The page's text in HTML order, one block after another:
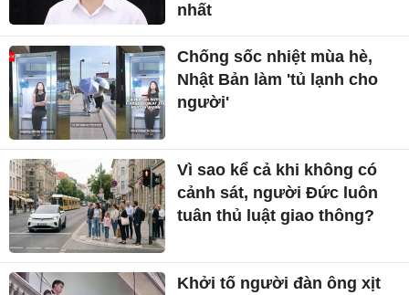
nhất
Chống sốc nhiệt mùa hè,
Nhật Bản làm 'tủ lạnh cho
người'
Vì sao kể cả khi không có
cảnh sát, người Đức luôn
tuân thủ luật giao thông?
Khởi tố người đàn ông xịt